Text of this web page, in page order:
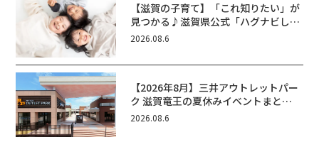
【滋賀の子育て】「これ知りたい」が
見つかる♪滋賀県公式「ハグナビし
が」使ってる？おでかけ・制度・子育
2026.08.6
【2026年8月】三井アウトレットパー
ク 滋賀竜王の夏休みイベントまと
め！びしょぬれ水あそび・激辛グル
2026.08.6